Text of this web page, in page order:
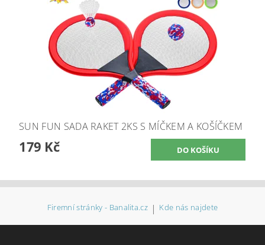
SUN FUN SADA RAKET 2KS S MÍČKEM A KOŠÍČKEM
179 Kč
Firemní stránky - Banalita.cz | Kde nás najdete